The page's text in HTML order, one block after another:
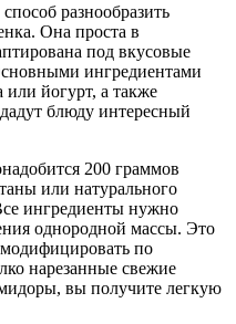
разнообразить
Она проста в
под вкусовые
ингредиентами
или йогурт, а также
блюду интересный
200 граммов
или натурального
ингредиенты нужно
однородной массы. Это
по
нарезанные свежие
вы получите легкую